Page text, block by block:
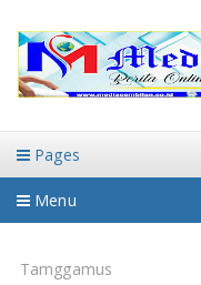
Pages
Menu
Tamggamus